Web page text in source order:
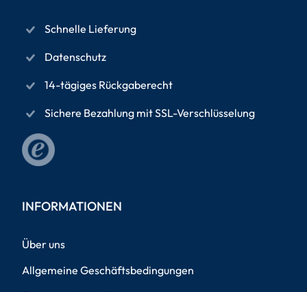
Schnelle Lieferung
Datenschutz
14-tägiges Rückgaberecht
Sichere Bezahlung mit SSL-Verschlüsselung
INFORMATIONEN
Über uns
Allgemeine Geschäftsbedingungen